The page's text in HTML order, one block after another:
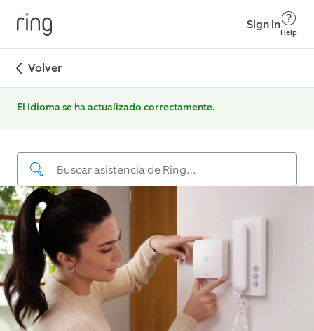
Sign in
Help
Volver
El idioma se ha actualizado correctamente.